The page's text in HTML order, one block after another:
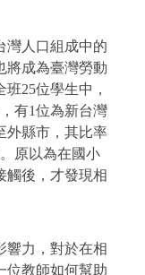
人口組成中的
將成為臺灣勞動
班25位學生中，
有1位為新台灣
外縣市，其比率
原以為在國小
觸後，才發現相
力，對於在相
位教師如何幫助